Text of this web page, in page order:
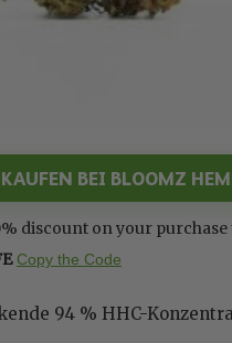
BEI BLOOMZ
discount on your
Copy the Code
94 % HHC-